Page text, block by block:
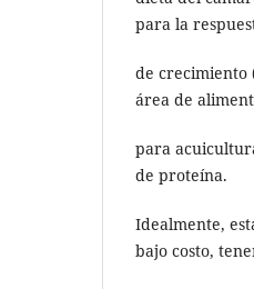
para la
de crecimiento
área de
para
de proteína.
Idealmente,
bajo costo,